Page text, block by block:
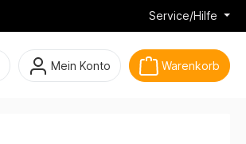
Service/Hilfe
Mein Konto Warenkorb